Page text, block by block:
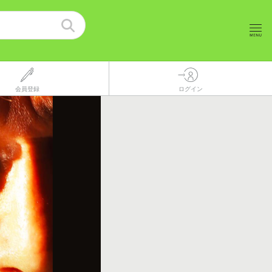
会員登録 ログイン